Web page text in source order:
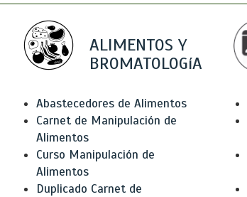
ALIMENTOS Y
BROMATOLOGíA
Abastecedores de Alimentos
Carnet de Manipulación de
Alimentos
Curso Manipulación de
Alimentos
Duplicado Carnet de